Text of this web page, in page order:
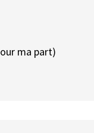
ma part)